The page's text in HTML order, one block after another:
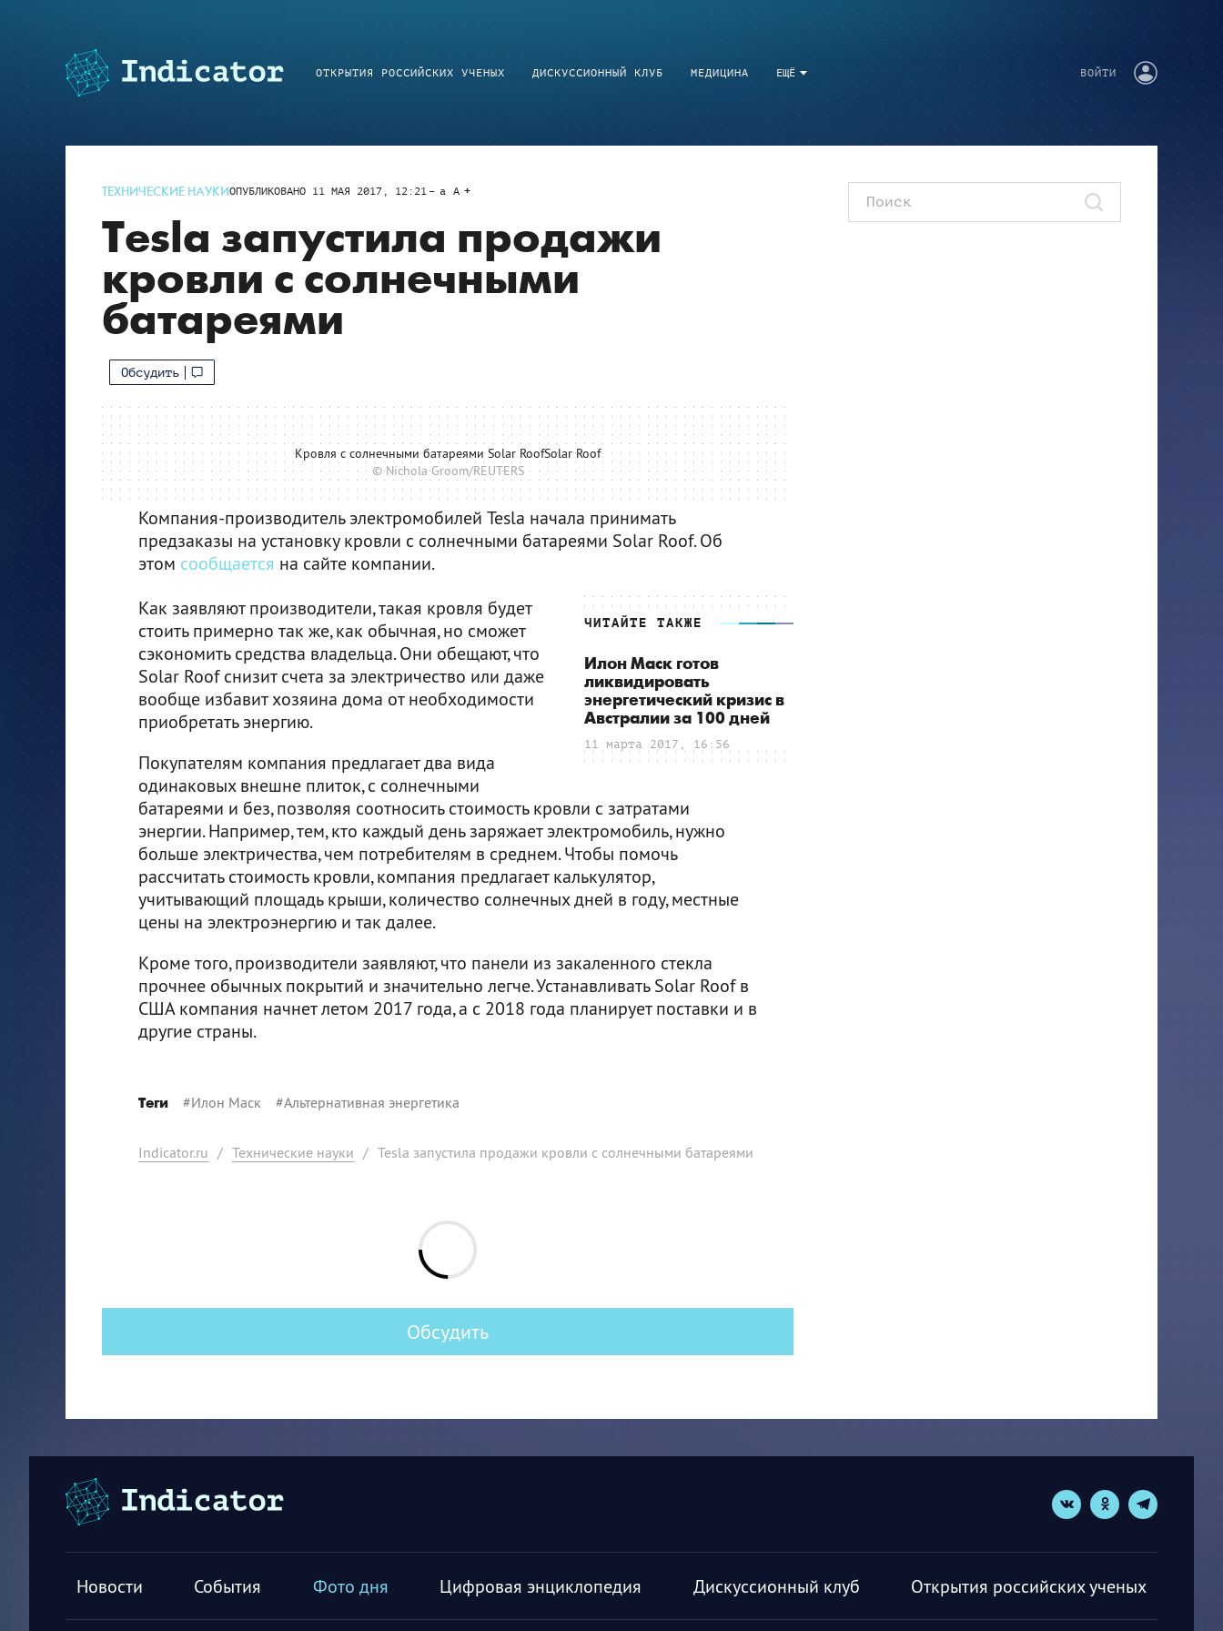
ЕЩЁ
ОТКРЫТИЯ РОССИЙСКИХ УЧЕНЫХ ДИСКУССИОННЫЙ КЛУБ МЕДИЦИНА ВОЙТИ
ТЕХНИЧЕСКИЕ НАУКИОПУБЛИКОВАНО 11 МАЯ 2017, 12:21 a A
Tesla запустила продажи
кровли с солнечными
батареями
Обсудить
Кровля с солнечными батареями Solar RoofSolar Roof
© Nichola Groom/REUTERS
Компания-производитель электромобилей Tesla начала принимать
предзаказы на установку кровли с солнечными батареями Solar Roof. Об
этом сообщается на сайте компании.
ЧИТАЙТЕ ТАКЖЕ
Илон Маск готов
ликвидировать
энергетический кризис в
Австралии за 100 дней
11 марта 2017, 16:56
Как заявляют производители, такая кровля будет
стоить примерно так же, как обычная, но сможет
сэкономить средства владельца. Они обещают, что
Solar Roof снизит счета за электричество или даже
вообще избавит хозяина дома от необходимости
приобретать энергию.
Покупателям компания предлагает два вида
одинаковых внешне плиток, с солнечными
батареями и без, позволяя соотносить стоимость кровли с затратами
энергии. Например, тем, кто каждый день заряжает электромобиль, нужно
больше электричества, чем потребителям в среднем. Чтобы помочь
рассчитать стоимость кровли, компания предлагает калькулятор,
учитывающий площадь крыши, количество солнечных дней в году, местные
цены на электроэнергию и так далее.
Кроме того, производители заявляют, что панели из закаленного стекла
прочнее обычных покрытий и значительно легче. Устанавливать Solar Roof в
США компания начнет летом 2017 года, а с 2018 года планирует поставки и в
другие страны.
Теги #Илон Маск #Альтернативная энергетика
Indicator.ru / Технические науки / Tesla запустила продажи кровли с солнечными батареями
Обсудить
Новости События Фото дня Цифровая энциклопедия Дискуссионный клуб Открытия российских ученых